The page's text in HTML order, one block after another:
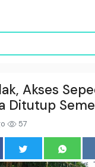
Akses
Ditutup
57